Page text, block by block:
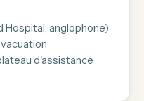
Hospital, anglophone)
d'assistance